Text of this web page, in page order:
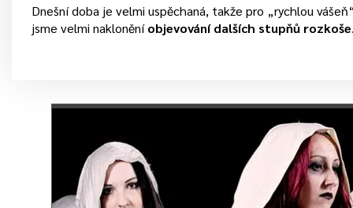
Dnešní doba je velmi uspěchaná, takže pro „rychlou
jsme velmi nakloněníobjevování dalších stupňů rozkoše